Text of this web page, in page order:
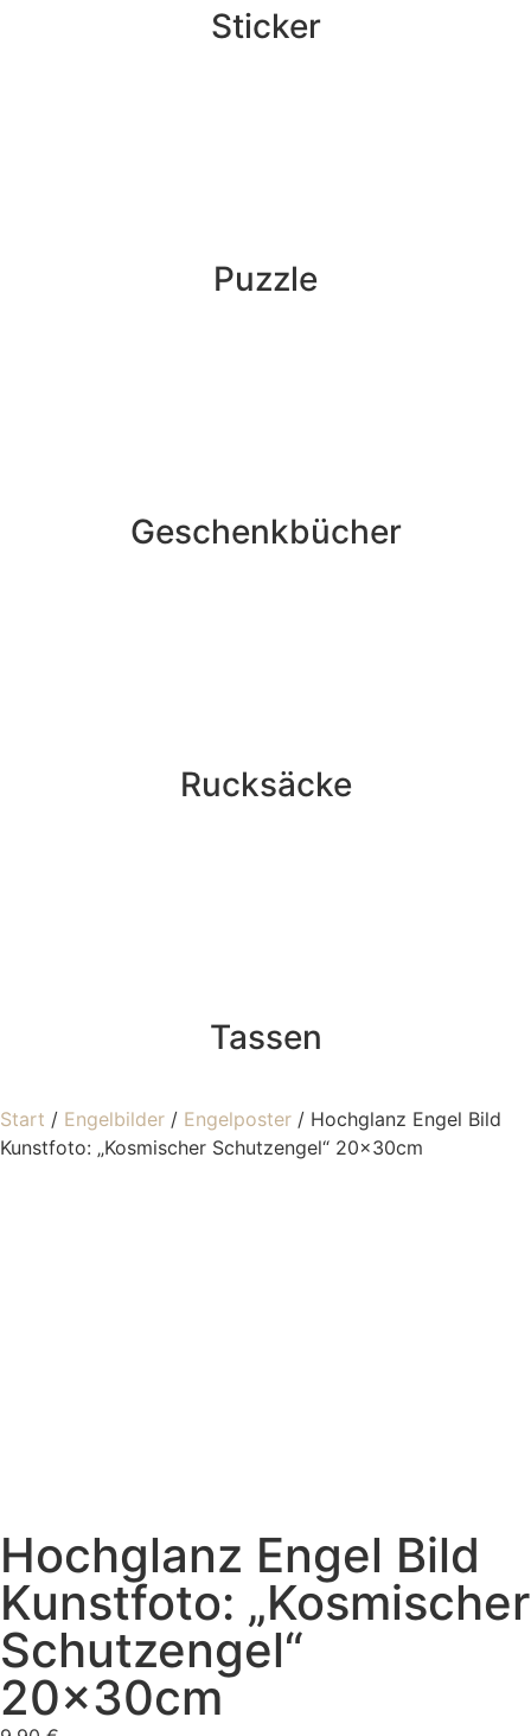
Sticker
Puzzle
Geschenkbücher
Rucksäcke
Tassen
Start / Engelbilder / Engelposter / Hochglanz Engel Bild
Kunstfoto: „Kosmischer Schutzengel“ 20x30cm
Hochglanz Engel Bild
Kunstfoto: „Kosmischer
Schutzengel“
20x30cm